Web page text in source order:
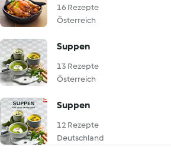
16 Rezepte
Österreich
Suppen
13 Rezepte
Österreich
Suppen
12 Rezepte
Deutschland